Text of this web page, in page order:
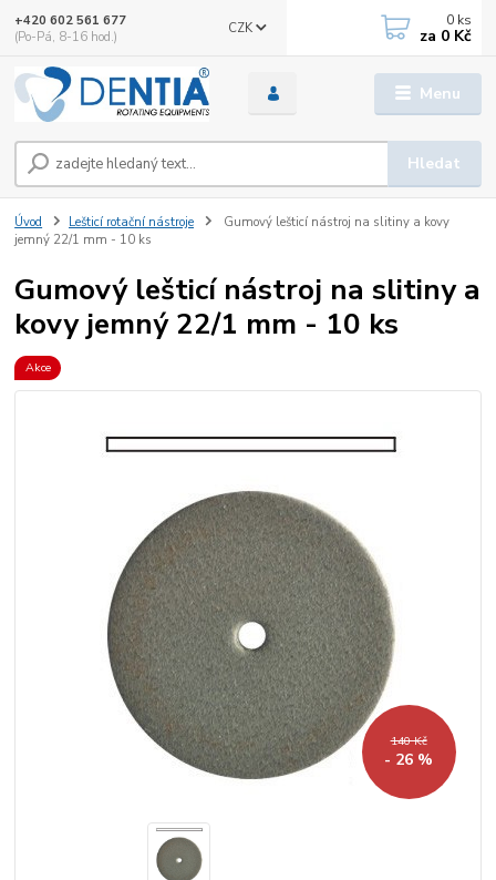
Menu
CZK
Hledat
+420 602 561 677
(Po-Pá, 8-16 hod.)
0 ks
za 0 Kč
Úvod Lešticí rotační nástroje
Gumový lešticí nástroj na slitiny a kovy
jemný 22/1 mm - 10 ks
Gumový lešticí nástroj na slitiny a
kovy jemný 22/1 mm - 10 ks
Akce
140 Kč
- 26 %